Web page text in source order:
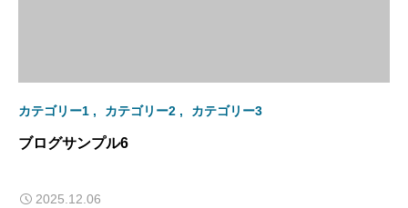
カテゴリー1 カテゴリー2 カテゴリー3
ブログサンプル6
2025.12.06